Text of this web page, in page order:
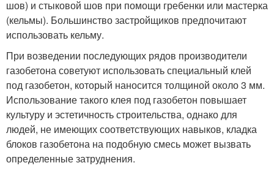
шов) и стыковой шов при помощи гребенки или мастерка
(кельмы). Большинство застройщиков предпочитают
использовать кельму.
При возведении последующих рядов производители
газобетона советуют использовать специальный клей
под газобетон, который наносится толщиной около 3 мм.
Использование такого клея под газобетон повышает
культуру и эстетичность строительства, однако для
людей, не имеющих соответствующих навыков, кладка
блоков газобетона на подобную смесь может вызвать
определенные затруднения.